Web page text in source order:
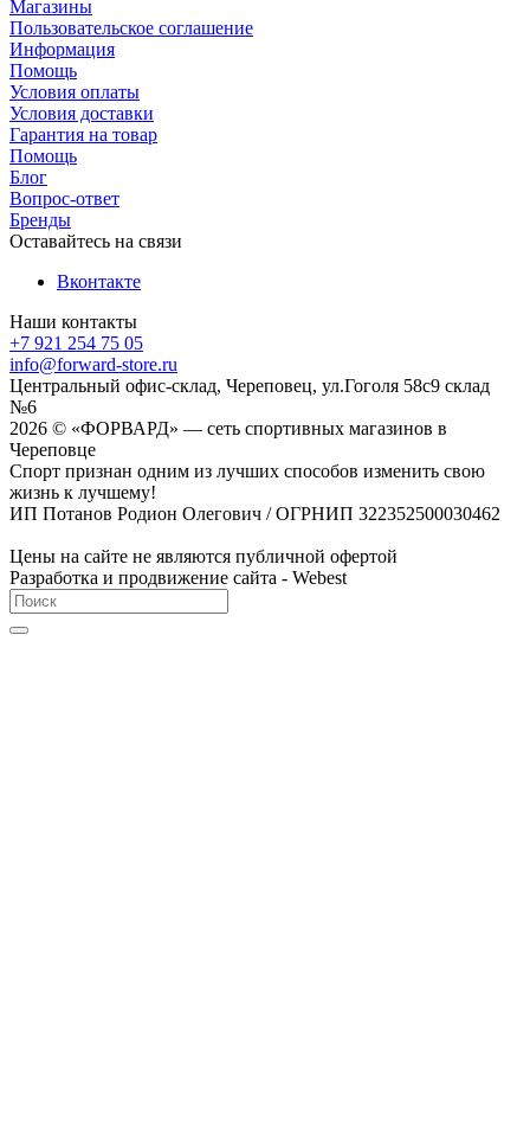
Магазины
Пользовательское соглашение
Информация
Помощь
Условия оплаты
Условия доставки
Гарантия на товар
Помощь
Блог
Вопрос-ответ
Бренды
Оставайтесь на связи
Вконтакте
Наши контакты
+7 921 254 75 05
info@forward-store.ru
Центральный офис-склад, Череповец, ул.Гоголя 58с9 склад
№6
2026 © «ФОРВАРД» — сеть спортивных магазинов в
Череповце
Спорт признан одним из лучших способов изменить свою
жизнь к лучшему!
ИП Потанов Родион Олегович / ОГРНИП 322352500030462
Цены на сайте не являются публичной офертой
Разработка и продвижение сайта - Webest